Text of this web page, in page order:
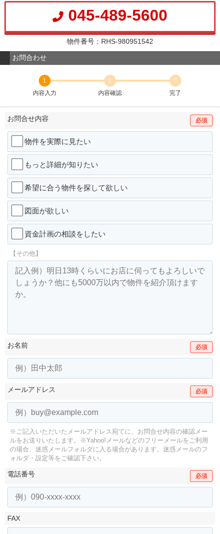
045-489-5600
物件番号：RHS-980951542
お問合わせ
1
内容入力
2
内容確認
3
完了
お問合せ内容 必須
物件を実際に見たい
もっと詳細が知りたい
希望に合う物件を探して欲しい
図面が欲しい
資金計画の相談をしたい
【その他】
お名前 必須
メールアドレス 必須
※ご記入いただいたメールアドレス宛てに、お問合せ内容の確認メー
ルをお送りいたします。
※Yahoo!メールなどのフリーメールをご利用
の場合、迷惑メールフォルダに入る場合があります。 迷惑メールのフ
ォルダ・設定等をご確認下さい。
電話番号 必須
FAX